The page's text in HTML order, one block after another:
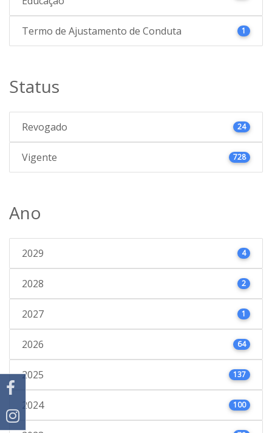
Termo de Ajustamento de Conduta 1
Status
Revogado 24
Vigente 728
Ano
2029 4
2028 2
2027 1
2026 64
2025 137
2024 100